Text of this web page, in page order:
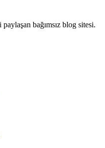
bağımsız blog sitesi.